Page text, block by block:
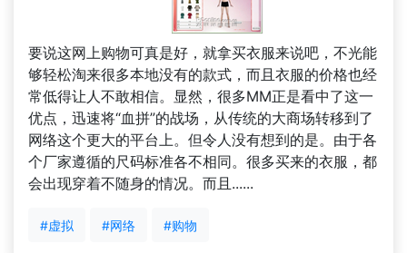
要说这网上购物可真是好，就拿买衣服来说吧，不光能
够轻松淘来很多本地没有的款式，而且衣服的价格也经
常低得让人不敢相信。显然，很多MM正是看中了这一
优点，迅速将“血拼”的战场，从传统的大商场转移到了
网络这个更大的平台上。但令人没有想到的是。由于各
个厂家遵循的尺码标准各不相同。很多买来的衣服，都
会出现穿着不随身的情况。而且......
#虚拟 #网络 #购物